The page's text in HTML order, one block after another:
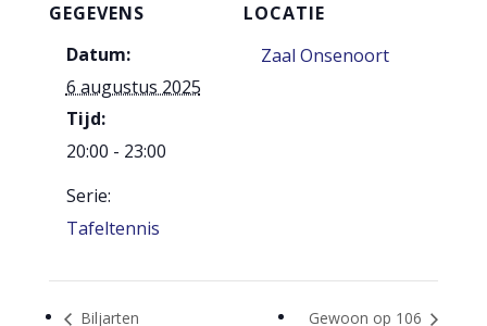
GEGEVENS
Datum:
6 augustus 2025
Tijd:
20:00 - 23:00
Serie:
Tafeltennis
LOCATIE
Zaal Onsenoort
Biljarten Gewoon op 106